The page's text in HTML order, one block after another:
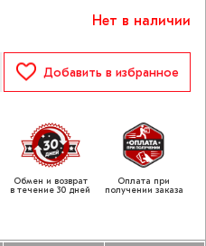
Нет в наличии
Добавить в избранное
Обмен и возврат
в течение 30 дней
Оплата при
получении заказа